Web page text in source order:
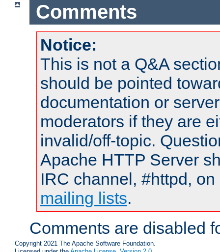
Comments
Notice:
This is not a Q&A
should be pointed
documentation or
moderators if they are
invalid/off-topic.
Apache HTTP Server
IRC channel, #httpd,
mailing lists.
Comments are disabled
Copyright 2021 The Apache Software Foundation.